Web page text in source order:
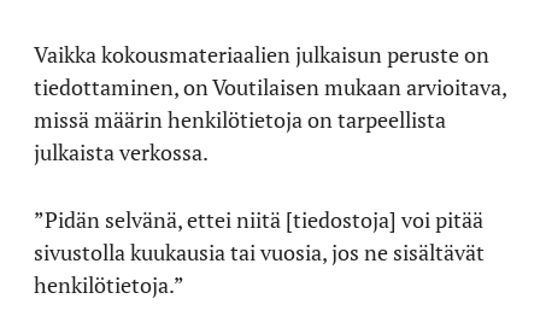
Vaikka kokousmateriaalien julkaisun peruste on
tiedottaminen, on Voutilaisen mukaan arvioitava,
missä määrin henkilötietoja on tarpeellista
julkaista verkossa.
”Pidän selvänä, ettei niitä [tiedostoja] voi pitää
sivustolla kuukausia tai vuosia, jos ne sisältävät
henkilötietoja.”